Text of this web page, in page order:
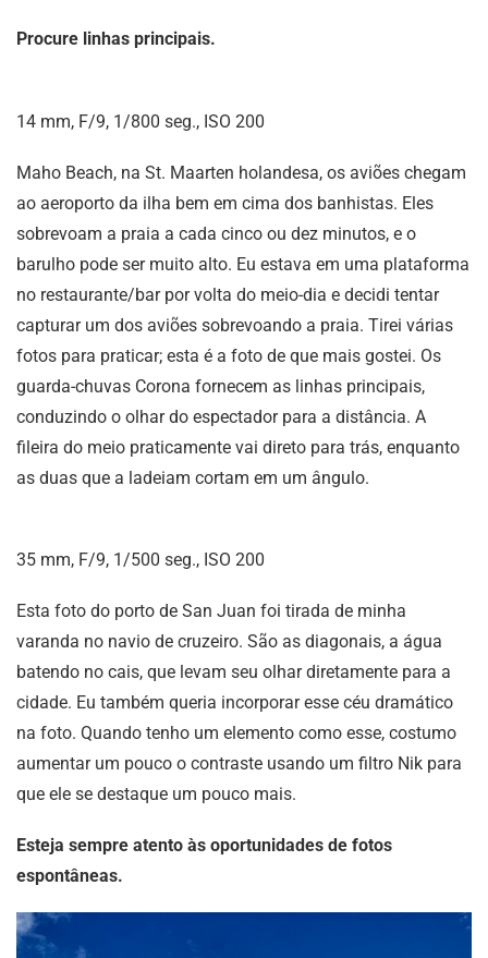
Procure linhas principais.
14 mm, F/9, 1/800 seg., ISO 200
Maho Beach, na St. Maarten holandesa, os aviões chegam
ao aeroporto da ilha bem em cima dos banhistas. Eles
sobrevoam a praia a cada cinco ou dez minutos, e o
barulho pode ser muito alto. Eu estava em uma plataforma
no restaurante/bar por volta do meio-dia e decidi tentar
capturar um dos aviões sobrevoando a praia. Tirei várias
fotos para praticar; esta é a foto de que mais gostei. Os
guarda-chuvas Corona fornecem as linhas principais,
conduzindo o olhar do espectador para a distância. A
fileira do meio praticamente vai direto para trás, enquanto
as duas que a ladeiam cortam em um ângulo.
35 mm, F/9, 1/500 seg., ISO 200
Esta foto do porto de San Juan foi tirada de minha
varanda no navio de cruzeiro. São as diagonais, a água
batendo no cais, que levam seu olhar diretamente para a
cidade. Eu também queria incorporar esse céu dramático
na foto. Quando tenho um elemento como esse, costumo
aumentar um pouco o contraste usando um filtro Nik para
que ele se destaque um pouco mais.
Esteja sempre atento às oportunidades de fotos
espontâneas.